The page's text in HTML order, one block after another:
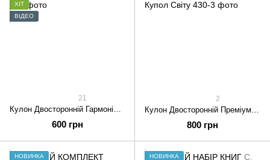
ХІТ
ВІДЕО
21
Кулон Двосторонній Гармонія життя + П. Генія
600 грн
2
Кулон Двосторонній Преміум Крила Янголів + Купол Світу
800 грн
НОВИНКА
НОВИНКА